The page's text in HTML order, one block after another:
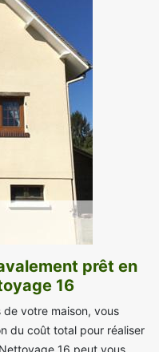
prêt en
16
votre maison, vous
du coût total pour réaliser